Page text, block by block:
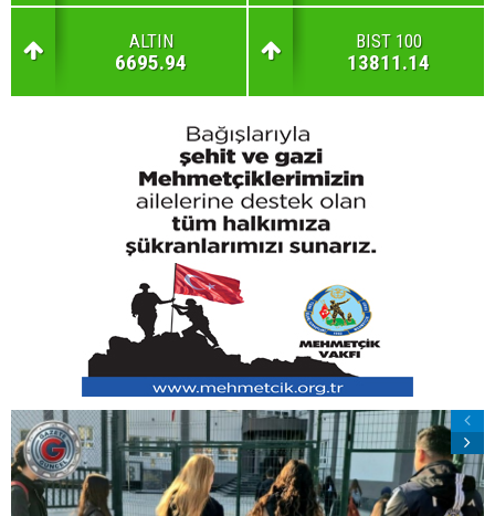
ALTIN
6695.94
BIST 100
13811.14